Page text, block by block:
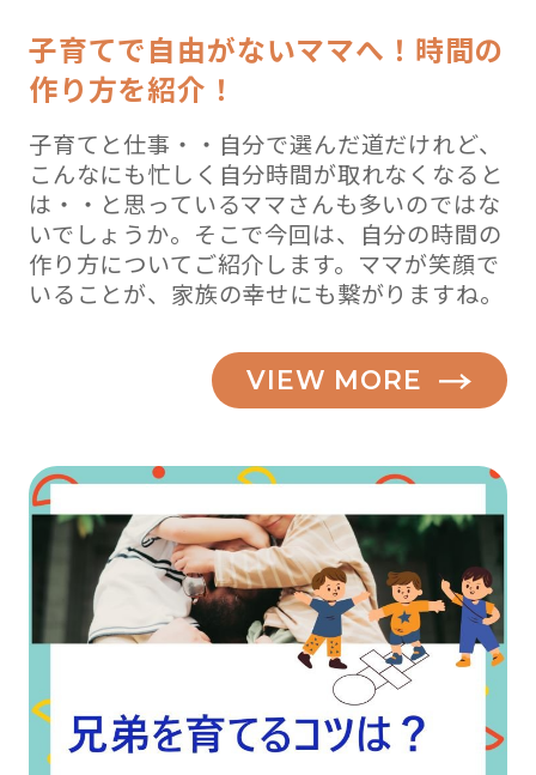
子育てで自由がないママへ！時間の
作り方を紹介！
子育てと仕事・・自分で選んだ道だけれど、
こんなにも忙しく自分時間が取れなくなると
は・・と思っているママさんも多いのではな
いでしょうか。そこで今回は、自分の時間の
作り方についてご紹介します。ママが笑顔で
いることが、家族の幸せにも繋がりますね。
VIEW MORE